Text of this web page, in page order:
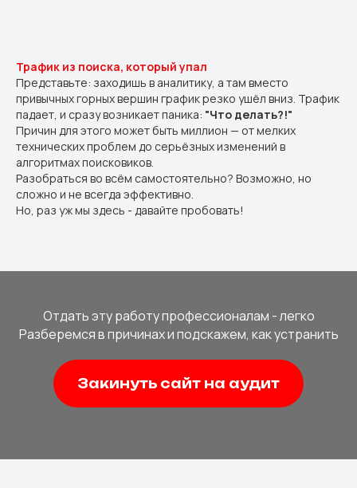
Трафик из поиска, который упал
Представьте: заходишь в аналитику, а там вместо
привычных горных вершин график резко ушёл вниз. Трафик
падает, и сразу возникает паника: "Что делать?!"
Причин для этого может быть миллион — от мелких
технических проблем до серьёзных изменений в
алгоритмах поисковиков.
Разобраться во всём самостоятельно? Возможно, но
сложно и не всегда эффективно.
Но, раз уж мы здесь - давайте пробовать!
Отдать эту работу профессионалам - легко
Разберемся в причинах и подскажем, как устранить
Закинуть сайт на аудит